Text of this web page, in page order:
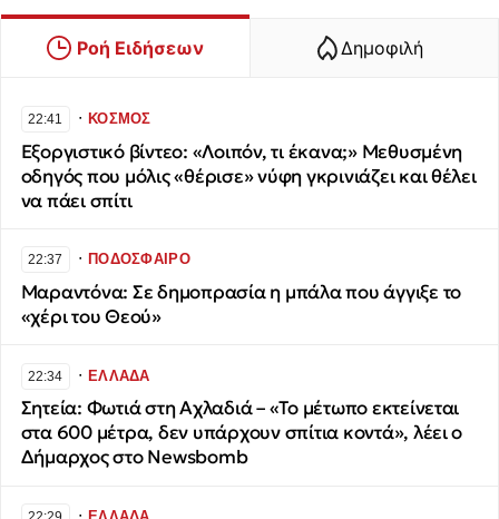
Ροή Ειδήσεων Δημοφιλή
22:41 ∙ΚΟΣΜΟΣ
Εξοργιστικό βίντεο: «Λοιπόν, τι έκανα;» Μεθυσμένη
οδηγός που μόλις «θέρισε» νύφη γκρινιάζει και θέλει
να πάει σπίτι
22:37 ∙ΠΟΔΟΣΦΑΙΡΟ
Μαραντόνα: Σε δημοπρασία η μπάλα που άγγιξε το
«χέρι του Θεού»
22:34 ∙ΕΛΛΑΔΑ
Σητεία: Φωτιά στη Αχλαδιά – «Το μέτωπο εκτείνεται
στα 600 μέτρα, δεν υπάρχουν σπίτια κοντά», λέει ο
Δήμαρχος στο Newsbomb